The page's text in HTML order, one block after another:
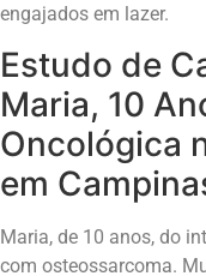
engajados em lazer.
Estudo de
Maria, 10
Oncológica
em
Maria, de 10 anos, do
com osteossarcoma.